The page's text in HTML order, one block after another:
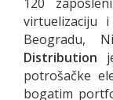
virtuelizaciju
Beogradu,
Distribution
potrošačke
bogatim